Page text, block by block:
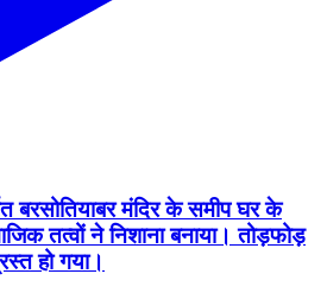
बरसोतियाबर मंदिर के समीप घर के
तत्वों ने निशाना बनाया। तोड़फोड़
हो गया।